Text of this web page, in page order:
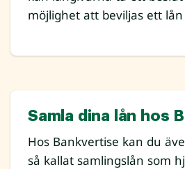
möjlighet att beviljas ett
Samla dina lån hos
Hos Bankvertise kan du
så kallat samlingslån som